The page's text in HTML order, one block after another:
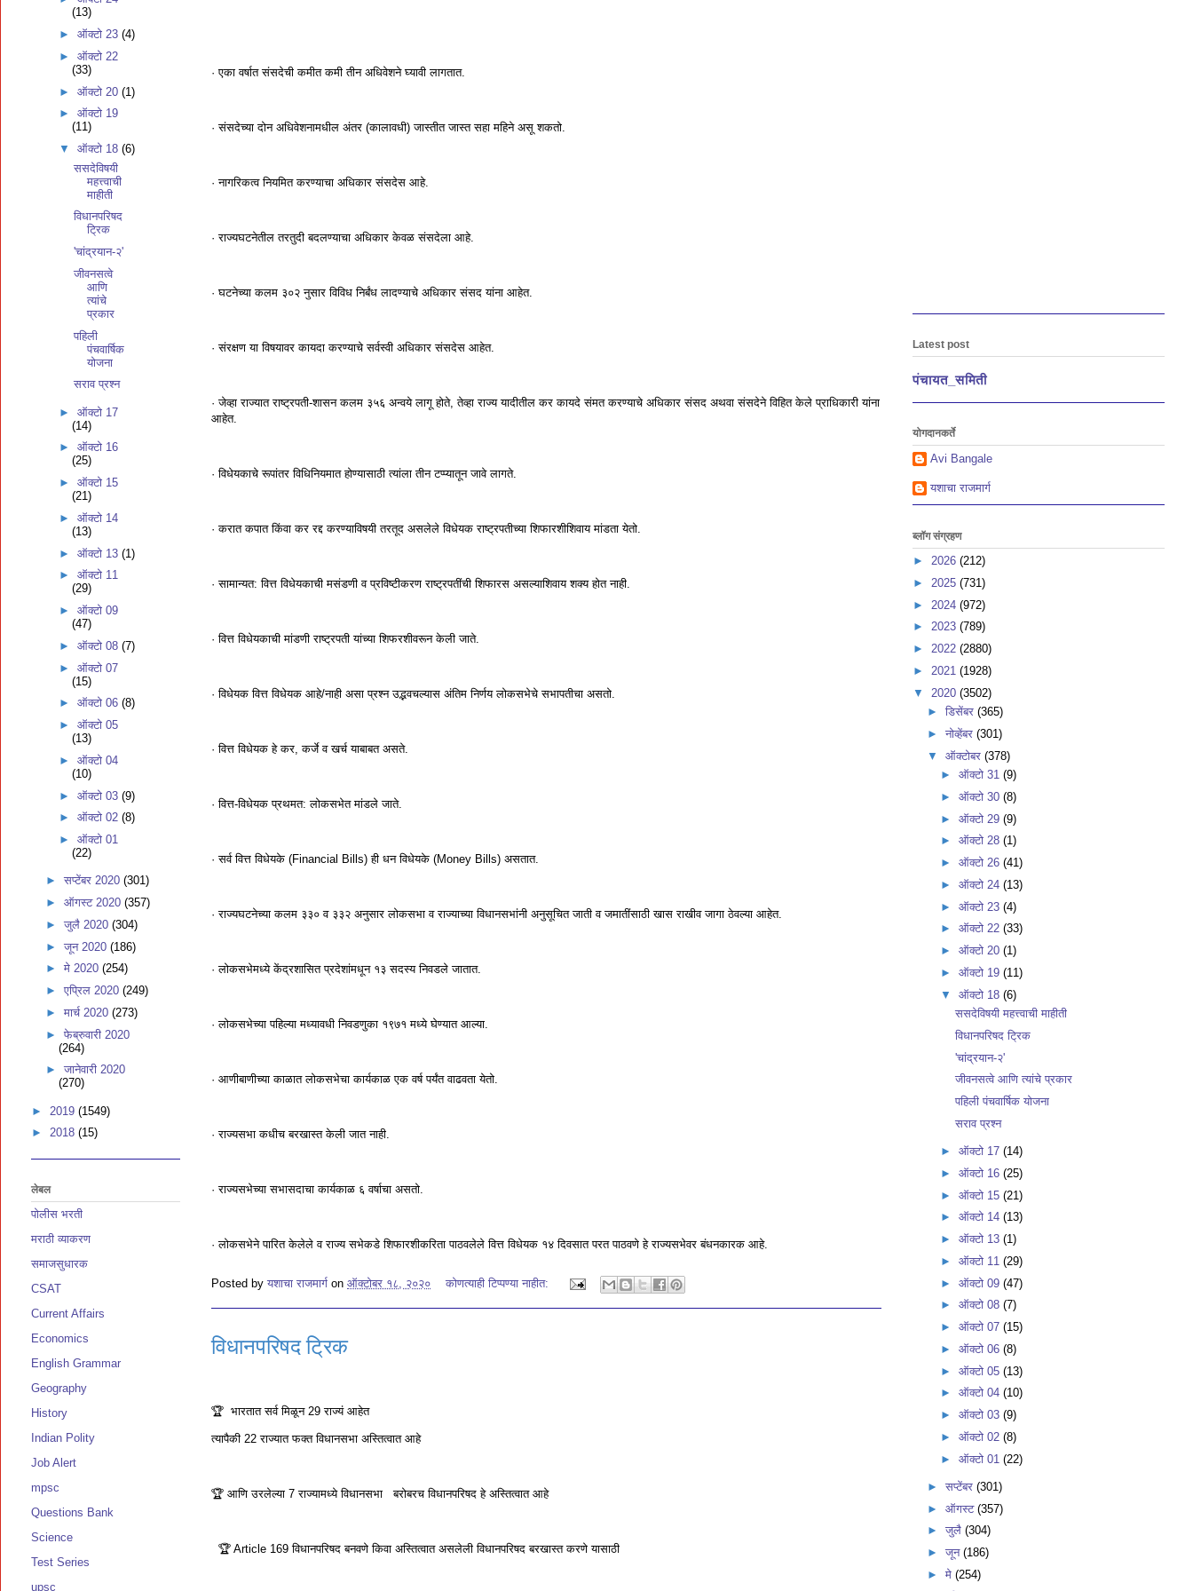
· एका वर्षात संसदेची कमीत कमी तीन अधिवेशने घ्‍यावी लागतात.
· संसदेच्‍या दोन अधिवेशनामधील अंतर (कालावधी) जास्‍तीत जास्‍त सहा महिने असू शकतो.
· नागरिकत्‍व नियमित करण्‍याचा अधिकार संसदेस आहे.
· राज्‍यघटनेतील तरतुदी बदलण्‍याचा अधिकार केवळ संसदेला आहे.
· घटनेच्‍या कलम ३०२ नुसार विविध निर्बंध लादण्‍याचे अधिकार संसद यांना आहेत.
· संरक्षण या विषयावर कायदा करण्‍याचे सर्वस्‍वी अधिकार संसदेस आहेत.
· जेव्‍हा राज्‍यात राष्‍ट्रपती-शासन कलम ३५६ अन्‍वये लागू होते, तेव्‍हा राज्‍य यादीतील कर कायदे संमत करण्‍याचे अधिकार संसद अथवा संसदेने विहित केले प्राधिकारी यांना
आहेत.
· विधेयकाचे रूपांतर विधिनियमात होण्‍यासाठी त्‍यांला तीन टप्‍प्‍यातून जावे लागते.
· करात कपात किंवा कर रद्द करण्‍याविषयी तरतूद असलेले विधेयक राष्‍ट्रपतीच्‍या शिफारशीशिवाय मांडता येतो.
· सामान्‍यत: वित्त विधेयकाची मसंडणी व प्रविष्‍टीकरण राष्‍ट्रपतींची शिफारस असल्‍याशिवाय शक्‍य होत नाही.
· वित्त विधेयकाची मांडणी राष्‍ट्रपती यांच्‍या शिफरशीवरून केली जाते.
· विधेयक वित्त विधेयक आहे/नाही असा प्रश्‍न उद्भवचल्‍यास अंतिम निर्णय लोकसभेचे सभापतीचा असतो.
· वित्त विधेयक हे कर, कर्जे व खर्च याबाबत असते.
· वित्त-विधेयक प्रथमत: लोकसभेत मांडले जाते.
· सर्व वित्त विधेयके (Financial Bills) ही धन विधेयके (Money Bills) असतात.
· राज्‍यघटनेच्‍या कलम ३३० व ३३२ अनुसार लोकसभा व राज्‍याच्‍या विधानसभांनी अनुसूचित जाती व जमातींसाठी खास राखीव जागा ठेवल्‍या आहेत.
· लोकसभेमध्‍ये केंद्रशासित प्रदेशांमधून १३ सदस्‍य निवडले जातात.
· लोकसभेच्‍या पहिल्‍या मध्‍यावधी निवडणुका १९७१ मध्‍ये घेण्‍यात आल्‍या.
· आणीबाणीच्‍या काळात लोकसभेचा कार्यकाळ एक वर्ष पर्यंत वाढवता येतो.
· राज्‍यसभा कधीच बरखास्‍त केली जात नाही.
· राज्‍यसभेच्‍या सभासदाचा कार्यकाळ ६ वर्षाचा असतो.
· लोकसभेने पारित केलेले व राज्‍य सभेकडे शिफारशीकरिता पाठवलेले वित्त विधेयक १४ दिवसात परत पाठवणे हे राज्‍यसभेवर बंधनकारक आहे.
Posted by यशाचा राजमार्ग on ऑक्टोबर १८, २०२० कोणत्याही टिप्पण्‍या नाहीत:
विधानपरिषद ट्रिक
🏆 भारतात सर्व मिळून 29 राज्यं आहेत
त्यापैकी 22 राज्यात फक्त विधानसभा अस्तित्वात आहे
🏆 आणि उरलेल्या 7 राज्यामध्ये विधानसभा बरोबरच विधानपरिषद हे अस्तित्वात आहे
🏆 Article 169 विधानपरिषद बनवणे किवा अस्तित्वात असलेली विधानपरिषद बरखास्त करणे यासाठी
(13)
►ऑक्टो 23(4)
►ऑक्टो 22
(33)
►ऑक्टो 20(1)
►ऑक्टो 19
(11)
▼ऑक्टो 18(6)
ससदेविषयी
महत्त्वाची
माहीती
विधानपरिषद
ट्रिक
'चांद्रयान-२'
जीवनसत्वे
आणि
त्यांचे
प्रकार
पहिली
पंचवार्षिक
योजना
सराव प्रश्न
►ऑक्टो 17
(14)
►ऑक्टो 16
(25)
►ऑक्टो 15
(21)
►ऑक्टो 14
(13)
►ऑक्टो 13(1)
►ऑक्टो 11
(29)
►ऑक्टो 09
(47)
►ऑक्टो 08(7)
►ऑक्टो 07
(15)
►ऑक्टो 06(8)
►ऑक्टो 05
(13)
►ऑक्टो 04
(10)
►ऑक्टो 03(9)
►ऑक्टो 02(8)
►ऑक्टो 01
(22)
► सप्टेंबर 2020 (301)
► ऑगस्ट 2020 (357)
► जुलै 2020 (304)
► जून 2020 (186)
► मे 2020 (254)
► एप्रिल 2020 (249)
► मार्च 2020 (273)
► फेब्रुवारी 2020
(264)
► जानेवारी 2020
(270)
► 2019 (1549)
► 2018 (15)
लेबल
पोलीस भरती
मराठी व्याकरण
समाजसुधारक
CSAT
Current Affairs
Economics
English Grammar
Geography
History
Indian Polity
Job Alert
mpsc
Questions Bank
Science
Test Series
upsc
Latest post
पंचायत_समिती
योगदानकर्ते
Avi Bangale
यशाचा राजमार्ग
ब्लॉग संग्रहण
► 2026 (212)
► 2025 (731)
► 2024 (972)
► 2023 (789)
► 2022 (2880)
► 2021 (1928)
▼ 2020 (3502)
► डिसेंबर (365)
► नोव्हेंबर (301)
▼ ऑक्टोबर (378)
►ऑक्टो 31(9)
►ऑक्टो 30(8)
►ऑक्टो 29(9)
►ऑक्टो 28(1)
►ऑक्टो 26(41)
►ऑक्टो 24(13)
►ऑक्टो 23(4)
►ऑक्टो 22(33)
►ऑक्टो 20(1)
►ऑक्टो 19(11)
▼ऑक्टो 18(6)
ससदेविषयी महत्त्वाची माहीती
विधानपरिषद ट्रिक
'चांद्रयान-२'
जीवनसत्वे आणि त्यांचे प्रकार
पहिली पंचवार्षिक योजना
सराव प्रश्न
►ऑक्टो 17(14)
►ऑक्टो 16(25)
►ऑक्टो 15(21)
►ऑक्टो 14(13)
►ऑक्टो 13(1)
►ऑक्टो 11(29)
►ऑक्टो 09(47)
►ऑक्टो 08(7)
►ऑक्टो 07(15)
►ऑक्टो 06(8)
►ऑक्टो 05(13)
►ऑक्टो 04(10)
►ऑक्टो 03(9)
►ऑक्टो 02(8)
►ऑक्टो 01(22)
► सप्टेंबर (301)
► ऑगस्ट (357)
► जुलै (304)
► जून (186)
► मे (254)